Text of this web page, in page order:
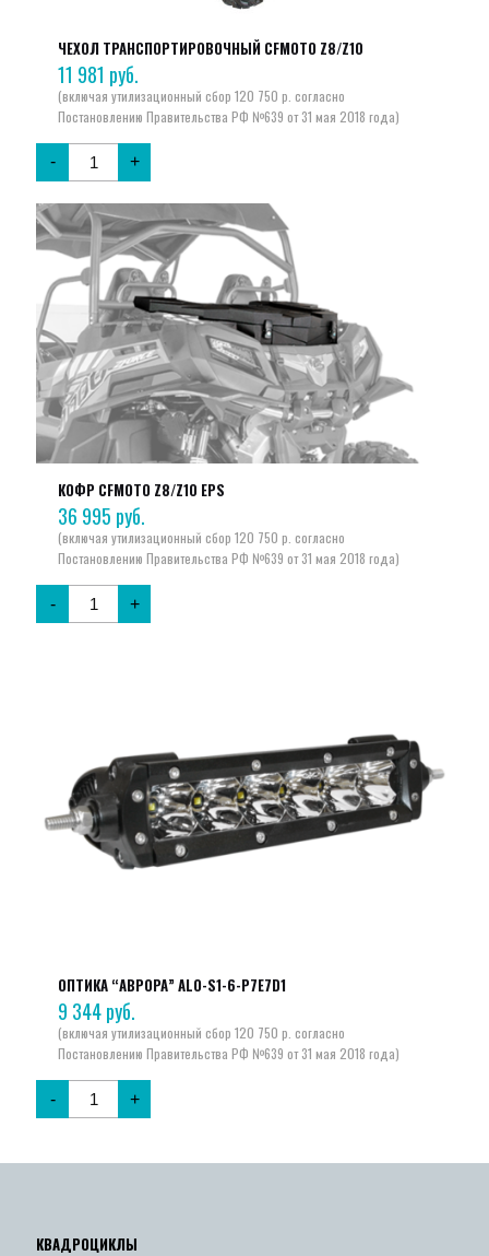
ЧЕХОЛ ТРАНСПОРТИРОВОЧНЫЙ CFMOTO Z8/Z10
11 981 руб.
- +
КОФР CFMOTO Z8/Z10 EPS
36 995 руб.
- +
ОПТИКА “АВРОРА” ALO-S1-6-P7E7D1
9 344руб.
- +
КВАДРОЦИКЛЫ